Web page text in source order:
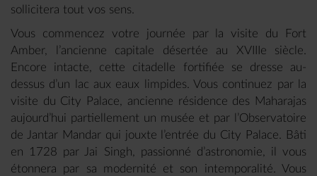
sollicitera tout vos sens.
Vous commencez votre journée par la visite du Fort
Amber, l’ancienne capitale désertée au XVIIIe siècle.
Encore intacte, cette citadelle fortifiée se dresse au-
dessus d’un lac aux eaux limpides. Vous continuez par la
visite du City Palace, ancienne résidence des Maharajas
aujourd’hui partiellement un musée et par l’Observatoire
de Jantar Mandar qui jouxte l’entrée du City Palace. Bâti
en 1728 par Jai Singh, passionné d’astronomie, il vous
étonnera par sa modernité et son intemporalité. Vous